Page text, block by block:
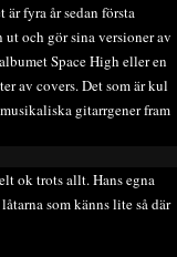
fyra år sedan första
och gör sina versioner av
Space High eller en
av covers. Det som är kul
gitarrgener fram
ok trots allt. Hans egna
som känns lite så där